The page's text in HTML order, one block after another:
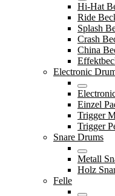
Hi-Hat
Ride
Splash
Crash
China
Electronic
Einzel
Trigger
Trigger
Snare Drums
Metall
Holz
Felle